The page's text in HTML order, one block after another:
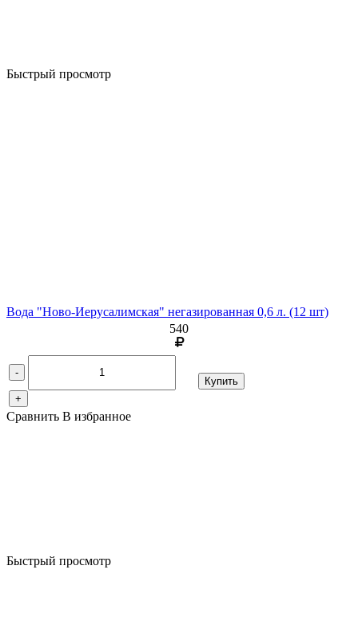
Быстрый просмотр
Вода "Ново-Иерусалимская" негазированная 0,6 л. (12 шт)
540
-
+
Купить
Сравнить В избранное
Быстрый просмотр